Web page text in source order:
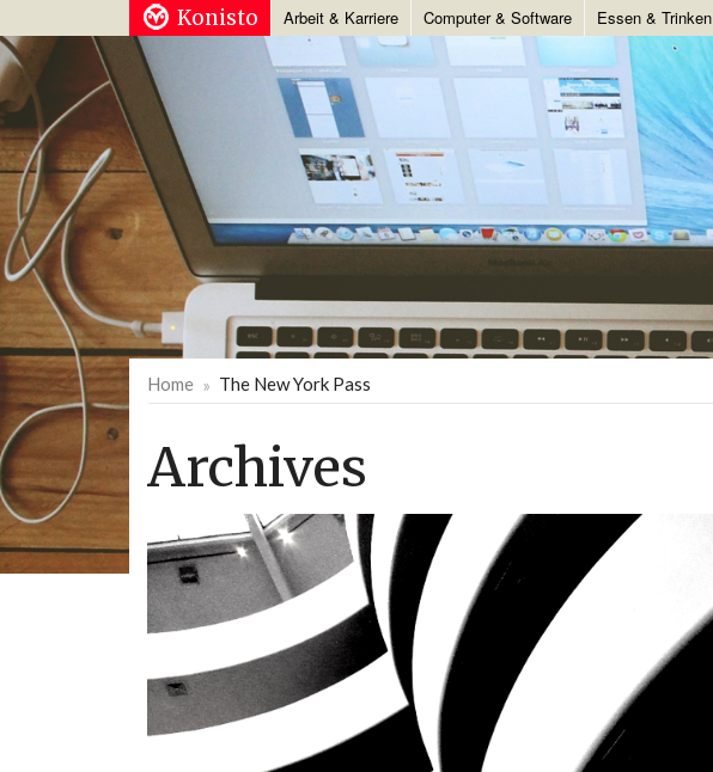
Konisto Arbeit & Karriere Computer & Software Essen & Trinken
Home The New York Pass
Archives